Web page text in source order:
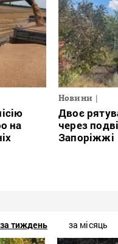
на
Новини
Двоє
через
Запоріжжі
за тиждень за місяць